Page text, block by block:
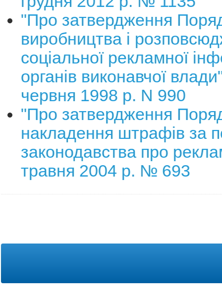
"Про затвердження
виробництва і
соціальної рекламної
органів виконавчої
червня 1998 р. N 990
"Про затвердження
накладення штрафів за
законодавства про
травня 2004 р. № 693